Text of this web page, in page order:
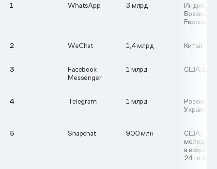
1 WhatsApp 3 млрд
Индия,
Бразилия,
Европа
2 WeChat 1,4 млрд Китай
3
Facebook
Messenger
1 млрд США,
4 Telegram 1 млрд
Россия,
Украина
5 Snapchat 900 млн
США,
молодежь
в
24 года